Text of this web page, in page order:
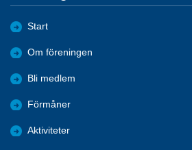
Start
Om föreningen
Bli medlem
Förmåner
Aktiviteter